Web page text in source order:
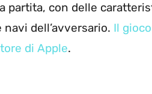
partita, con delle
dell’avversario. Il
di Apple.